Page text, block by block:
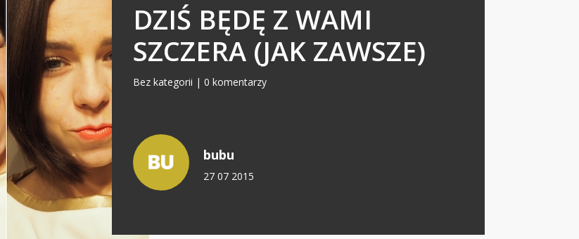
DZIŚ BĘDĘ Z WAMI
SZCZERA (JAK ZAWSZE)
Bez kategorii | 0 komentarzy
bubu
27 07 2015